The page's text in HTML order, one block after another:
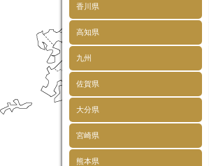
香川県
高知県
九州
佐賀県
大分県
宮崎県
熊本県